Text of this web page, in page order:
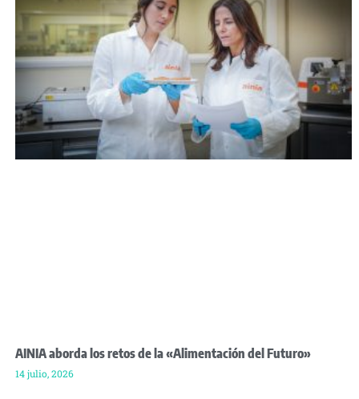
AINIA aborda los retos de la «Alimentación del Futuro»
14 julio, 2026